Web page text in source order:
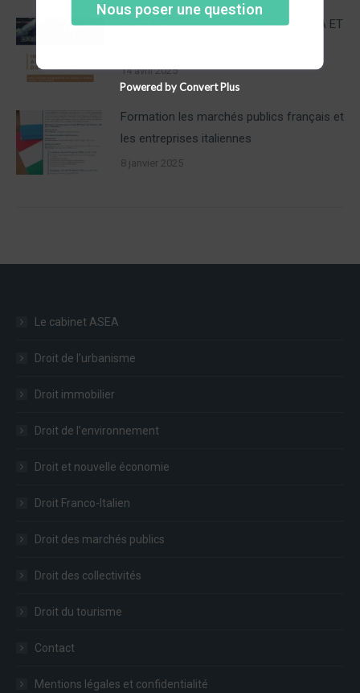
EXTRAIT VIDEO WEBINAIRE 3 AVRIL IA ET
14 avril 2025
Formation les marchés publics français et
les entreprises italiennes
8 janvier 2025
Le cabinet ASEA
Droit de l’urbanisme
Droit immobilier
Droit de l’environnement
Droit et nouvelle économie
Droit Franco-Italien
Droit des marchés publics
Droit des collectivités
Droit du tourisme
Contact
Mentions légales et confidentialité
Nous poser une question
Powered by Convert Plus